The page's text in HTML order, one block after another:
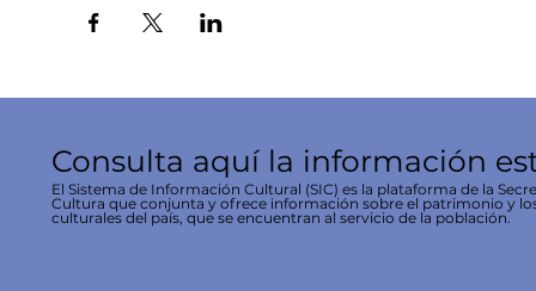
Consulta aquí la información
El Sistema de Información Cultural (SIC) es la plataforma de la
Cultura que conjunta y ofrece información sobre el patrimonio y
culturales del país, que se encuentran al servicio de la población.